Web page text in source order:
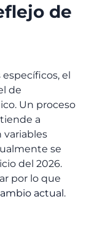
de
el
de
Un proceso
a
se
del 2026.
por lo que
actual.